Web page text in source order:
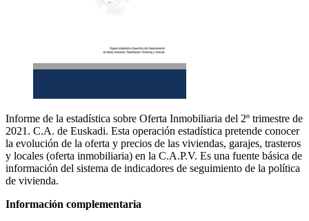
Informe de la estadística sobre Oferta Inmobiliaria del 2º trimestre de
2021. C.A. de Euskadi. Esta operación estadística pretende conocer
la evolución de la oferta y precios de las viviendas, garajes, trasteros
y locales (oferta inmobiliaria) en la C.A.P.V. Es una fuente básica de
información del sistema de indicadores de seguimiento de la política
de vivienda.
Información complementaria